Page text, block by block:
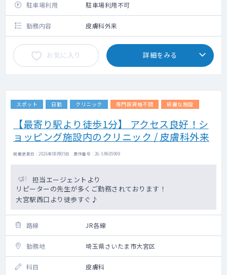
駐車場利用 駐車場利用不可
勤務内容 皮膚科外来
お気に入り 詳細をみる
スポット 日勤 クリニック 専門医資格不問 綺麗な施設
【最寄り駅より徒歩1分】 アクセス良好！シ
ョッピング施設内のクリニック / 皮膚科外来
掲載更新日 : 2026年08月05日 案件番号 : 26-SR605999
担当エージェントより
リピーターの先生が多くご勤務されております！
大宮駅西口より徒歩すぐ♪
路線 JR各線
勤務地 埼玉県さいたま市大宮区
科目 皮膚科